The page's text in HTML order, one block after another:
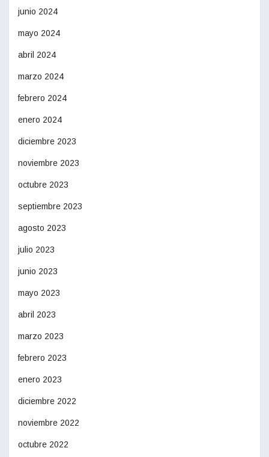
junio 2024
mayo 2024
abril 2024
marzo 2024
febrero 2024
enero 2024
diciembre 2023
noviembre 2023
octubre 2023
septiembre 2023
agosto 2023
julio 2023
junio 2023
mayo 2023
abril 2023
marzo 2023
febrero 2023
enero 2023
diciembre 2022
noviembre 2022
octubre 2022